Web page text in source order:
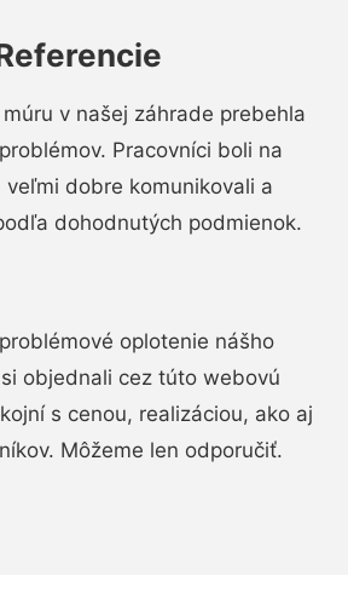
v našej záhrade prebehla
Pracovníci boli na
dobre komunikovali a
dohodnutých podmienok.
oplotenie nášho
objednali cez túto webovú
s cenou, realizáciou, ako aj
Môžeme len odporučiť.